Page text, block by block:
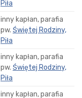
Piła
inny kapłan, parafia
pw. Świętej Rodziny,
Piła
inny kapłan, parafia
pw. Świętej Rodziny,
Piła
inny kapłan, parafia